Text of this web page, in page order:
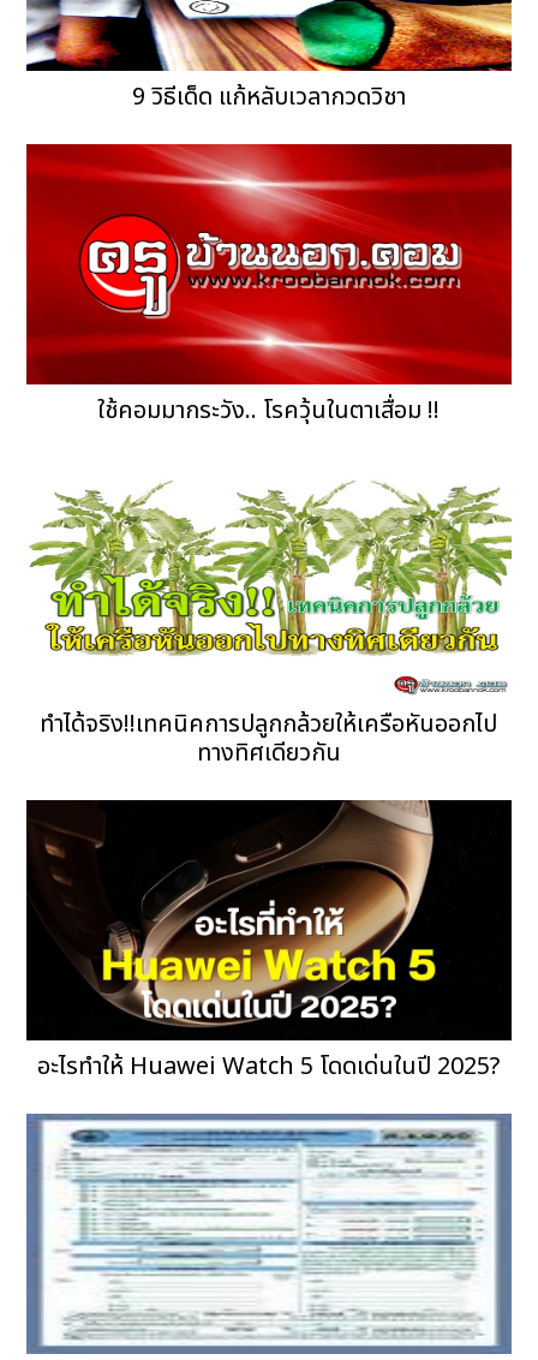
9 วิธีเด็ด แก้หลับเวลากวดวิชา
ใช้คอมมากระวัง.. โรควุ้นในตาเสื่อม !!
ทำได้จริง!!เทคนิคการปลูกกล้วยให้เครือหันออกไป
ทางทิศเดียวกัน
อะไรทำให้ Huawei Watch 5 โดดเด่นในปี 2025?